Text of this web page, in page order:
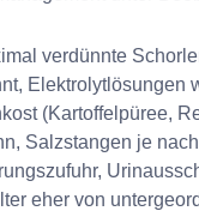
verdünnte
(Kartoffelpüree,
Salzstangen je
eher von